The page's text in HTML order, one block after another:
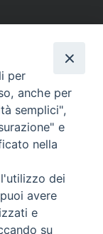
a
.
Seguici su
per
anche per
semplici",
e
nella
dei
avere
e
su